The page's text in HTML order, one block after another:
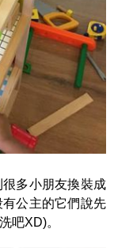
多小朋友換裝成
公主的它們說先
吧XD)。